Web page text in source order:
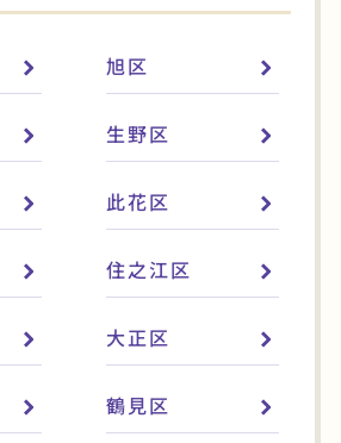
旭区
生野区
此花区
住之江区
大正区
鶴見区